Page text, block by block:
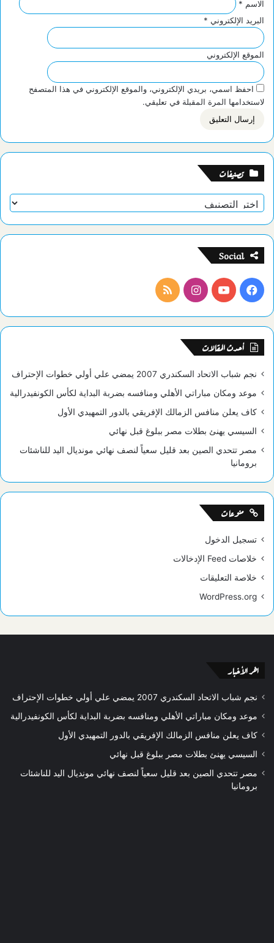
الاسم *
البريد الإلكتروني *
الموقع الإلكتروني
احفظ اسمي، بريدي الإلكتروني، والموقع الإلكتروني في هذا المتصفح
لاستخدامها المرة المقبلة في تعليقي.
تصنيفات
تصنيفات
Social
فيسبوكيوتيوبانستقرامملخص
الموقع
أحدث المقالات
نجم شباب الاتحاد السكندري 2007 يمضي علي أولي خطوات الإحتراف
موعد ومكان مباراتي الأهلي ومنافسه بضربة البداية لكأس الكونفيدرالية
كاف يعلن منافس الزمالك الإفريقي بالدور التمهيدي الأول
السيسي يهنئ بطلات مصر ببلوغ قبل نهائي
مصر تتحدي الصين بعد قليل سعياً لنصف نهائي مونديال اليد للناشئات
برومانيا
منوعات
تسجيل الدخول
خلاصات Feed الإدخالات
خلاصة التعليقات
WordPress.org
اخر الأخبار
نجم شباب الاتحاد السكندري 2007 يمضي علي أولي خطوات الإحتراف
موعد ومكان مباراتي الأهلي ومنافسه بضربة البداية لكأس الكونفيدرالية
كاف يعلن منافس الزمالك الإفريقي بالدور التمهيدي الأول
السيسي يهنئ بطلات مصر ببلوغ قبل نهائي
مصر تتحدي الصين بعد قليل سعياً لنصف نهائي مونديال اليد للناشئات
برومانيا